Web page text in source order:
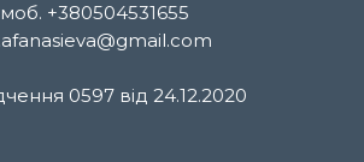
моб. +380504531655
0597 від 24.12.2020